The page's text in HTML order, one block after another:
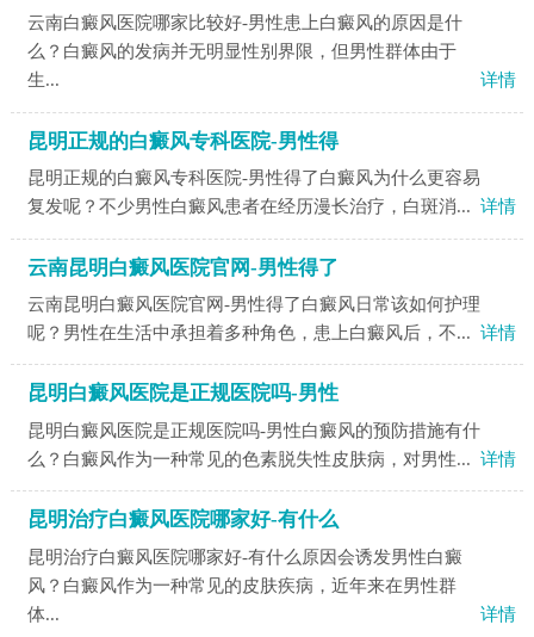
云南白癜风医院哪家比较好-男性患上白癜风的原因是什
么？白癜风的发病并无明显性别界限，但男性群体由于
生...
详情
昆明正规的白癜风专科医院-男性得
昆明正规的白癜风专科医院-男性得了白癜风为什么更容易
复发呢？不少男性白癜风患者在经历漫长治疗，白斑消... 详情
云南昆明白癜风医院官网-男性得了
云南昆明白癜风医院官网-男性得了白癜风日常该如何护理
呢？男性在生活中承担着多种角色，患上白癜风后，不... 详情
昆明白癜风医院是正规医院吗-男性
昆明白癜风医院是正规医院吗-男性白癜风的预防措施有什
么？白癜风作为一种常见的色素脱失性皮肤病，对男性... 详情
昆明治疗白癜风医院哪家好-有什么
昆明治疗白癜风医院哪家好-有什么原因会诱发男性白癜
风？白癜风作为一种常见的皮肤疾病，近年来在男性群
体...
详情